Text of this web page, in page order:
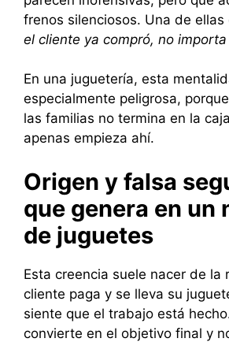
frenos silenciosos. Una de ellas
el cliente ya compró, no importa
En una juguetería, esta
especialmente peligrosa,
las familias no termina en la
apenas empieza ahí.
Origen y falsa
que genera en un
de juguetes
Esta creencia suele nacer de la
cliente paga y se lleva su
siente que el trabajo está
convierte en el objetivo final y